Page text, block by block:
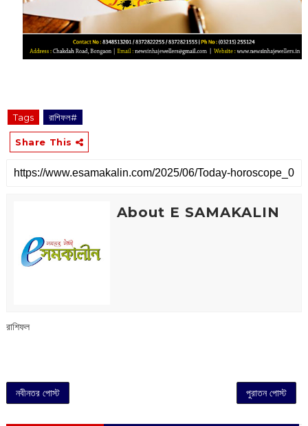
Tags রাশিফল#
Share This
About E SAMAKALIN
রাশিফল
নবীনতর পোস্ট পুরাতন পোস্ট